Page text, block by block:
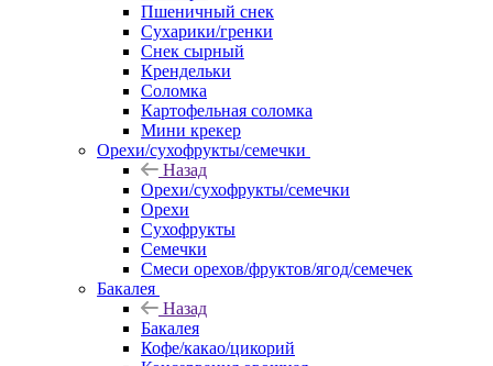
Пшеничный снек
Сухарики/гренки
Снек сырный
Крендельки
Соломка
Картофельная соломка
Мини крекер
Орехи/сухофрукты/семечки
Назад
Орехи/сухофрукты/семечки
Орехи
Сухофрукты
Семечки
Смеси орехов/фруктов/ягод/семечек
Бакалея
Назад
Бакалея
Кофе/какао/цикорий